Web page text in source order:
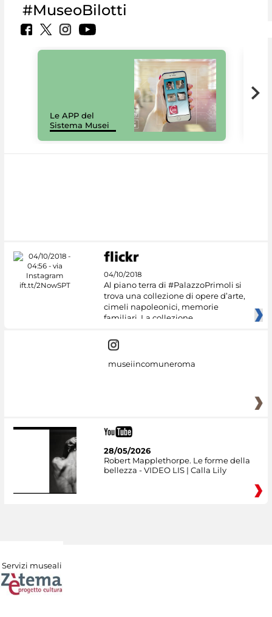
#MuseoBilotti
Le APP del
Sistema Musei
04/10/2018
Al piano terra di #PalazzoPrimoli si
trova una collezione di opere d’arte,
cimeli napoleonici, memorie
familiari. La collezione
museiincomuneroma
28/05/2026
Robert Mapplethorpe. Le forme della
bellezza - VIDEO LIS | Calla Lily
Servizi museali